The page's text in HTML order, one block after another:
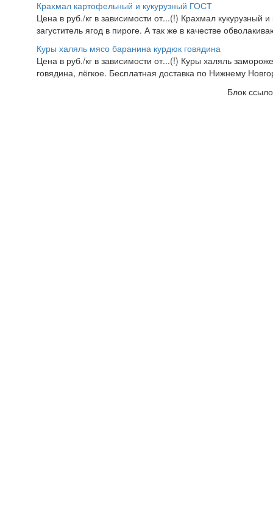
Крахмал картофельный и кукурузный ГОСТ
Цена в руб./кг в зависимости от...(!) Крахмал
загуститель ягод в пироге. А так же в качестве
Куры халяль мясо баранина курдюк говядина
Цена в руб./кг в зависимости от...(!) Куры халяль
говядина, лёгкое. Бесплатная доставка по Нижнему
Блок